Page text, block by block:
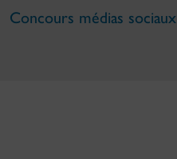
Concours médias sociaux